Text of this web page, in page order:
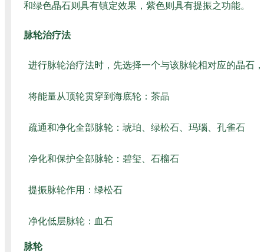
和绿色晶石则具有镇定效果，紫色则具有提振之功能。
脉轮治疗法
进行脉轮治疗法时，先选择一个与该脉轮相对应的晶石
将能量从顶轮贯穿到海底轮：茶晶
疏通和净化全部脉轮：琥珀、绿松石、玛瑙、孔雀石
净化和保护全部脉轮：碧玺、石榴石
提振脉轮作用：绿松石
净化低层脉轮：血石
脉轮